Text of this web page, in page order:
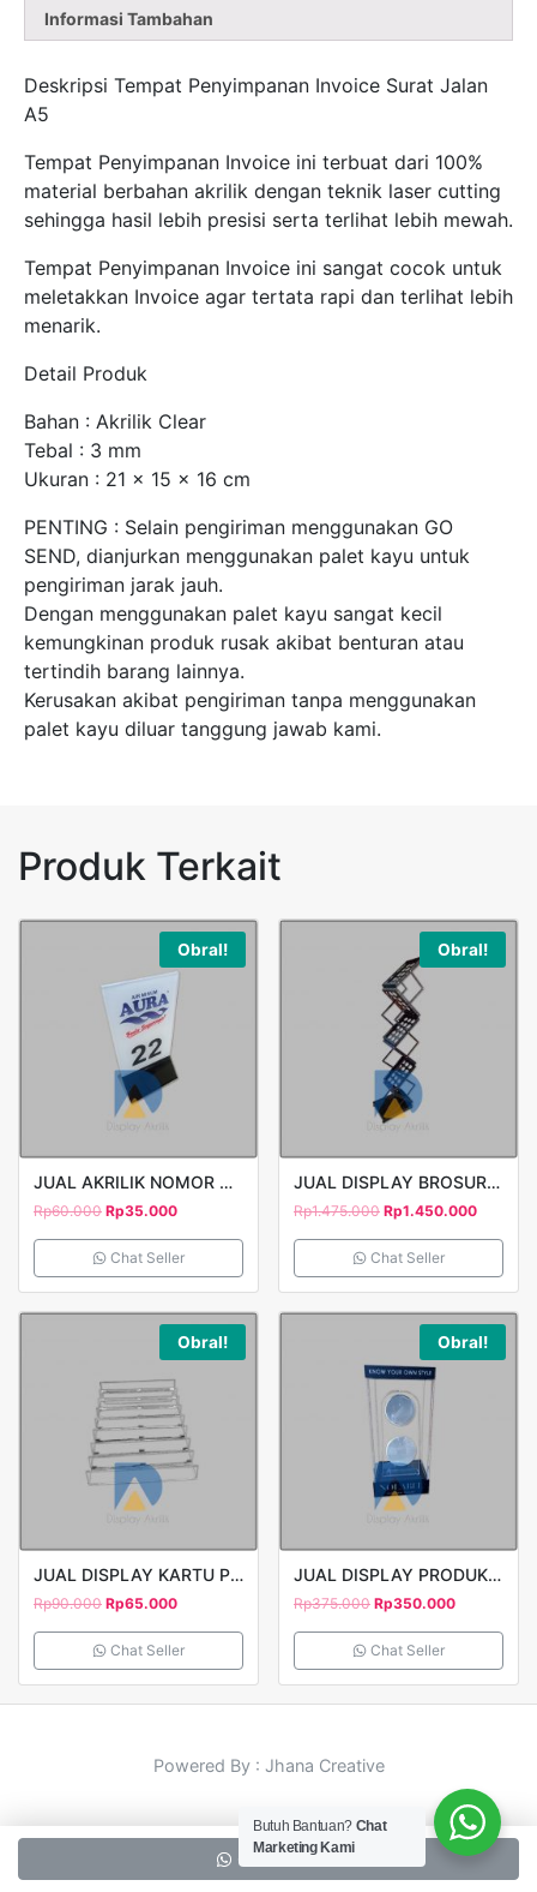
Informasi Tambahan
Deskripsi Tempat Penyimpanan Invoice Surat Jalan
A5
Tempat Penyimpanan Invoice ini terbuat dari 100%
material berbahan akrilik dengan teknik laser cutting
sehingga hasil lebih presisi serta terlihat lebih mewah.
Tempat Penyimpanan Invoice ini sangat cocok untuk
meletakkan Invoice agar tertata rapi dan terlihat lebih
menarik.
Detail Produk
Bahan : Akrilik Clear
Tebal : 3 mm
Ukuran : 21 x 15 x 16 cm
PENTING : Selain pengiriman menggunakan GO
SEND, dianjurkan menggunakan palet kayu untuk
pengiriman jarak jauh.
Dengan menggunakan palet kayu sangat kecil
kemungkinan produk rusak akibat benturan atau
tertindih barang lainnya.
Kerusakan akibat pengiriman tanpa menggunakan
palet kayu diluar tanggung jawab kami.
Produk Terkait
Obral!
JUAL AKRILIK NOMOR MEJA PRINT UV 2 SISI
Rp60.000 Rp35.000
Chat Seller
Obral!
JUAL DISPLAY BROSUR LIPAT 5 SUSUN
Rp1.475.000 Rp1.450.000
Chat Seller
Obral!
JUAL DISPLAY KARTU PERDANA SUSUN
Rp90.000 Rp65.000
Chat Seller
Obral!
JUAL DISPLAY PRODUK PAJANGAN
Rp375.000 Rp350.000
Chat Seller
Powered By : Jhana Creative
Butuh Bantuan? Chat
Marketing Kami
Chat Seller